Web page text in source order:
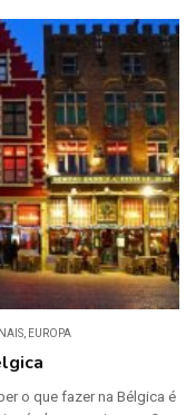
, EUROPA
o que fazer na Bélgica é